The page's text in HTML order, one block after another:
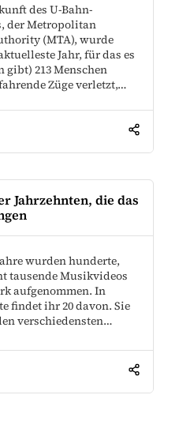
des U-Bahn-
der Metropolitan
(MTA), wurde
Jahr, für das es
gibt) 213 Menschen
Züge verletzt,…
Jahrzehnten, die das
wurden hunderte,
tausende Musikvideos
aufgenommen. In
findet ihr 20 davon. Sie
verschiedensten…